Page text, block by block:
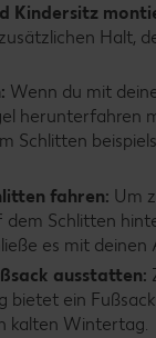
Kindersitz
Halt,
Wenn du mit
herunterfahren
Schlitten
fahren: Um
dem Schlitten
es mit deinen
ausstatten:
bietet ein
kalten Wintertag.